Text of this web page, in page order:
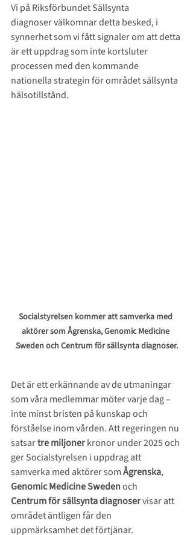
Vi på Riksförbundet Sällsynta
diagnoser välkomnar detta besked, i
synnerhet som vi fått signaler om att detta
är ett uppdrag som inte kortsluter
processen med den kommande
nationella strategin för området sällsynta
hälsotillstånd.
Socialstyrelsen kommer att samverka med
aktörer som Ågrenska, Genomic Medicine
Sweden och Centrum för sällsynta diagnoser.
Det är ett erkännande av de utmaningar
som våra medlemmar möter varje dag –
inte minst bristen på kunskap och
förståelse inom vården. Att regeringen nu
satsar tre miljoner kronor under 2025 och
ger Socialstyrelsen i uppdrag att
samverka med aktörer som Ågrenska,
GenomicMedicineSwedenoch
Centrumförsällsyntadiagnoser visar att
området äntligen får den
uppmärksamhet det förtjänar.